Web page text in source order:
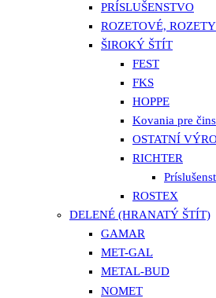
PRÍSLUŠENSTVO
ROZETOVÉ, ROZETY
ŠIROKÝ ŠTÍT
FEST
FKS
HOPPE
Kovania pre
OSTATNÍ
RICHTER
ROSTEX
DELENÉ (HRANATÝ ŠTÍT)
GAMAR
MET-GAL
METAL-BUD
NOMET